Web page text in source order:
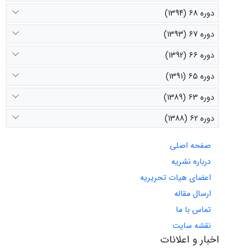
دوره 68 (1394)
دوره 67 (1393)
دوره 66 (1392)
دوره 65 (1391)
دوره 63 (1389)
دوره 62 (1388)
صفحه اصلی
درباره نشریه
اعضای هیات تحریریه
ارسال مقاله
تماس با ما
نقشه سایت
اخبار و اعلانات